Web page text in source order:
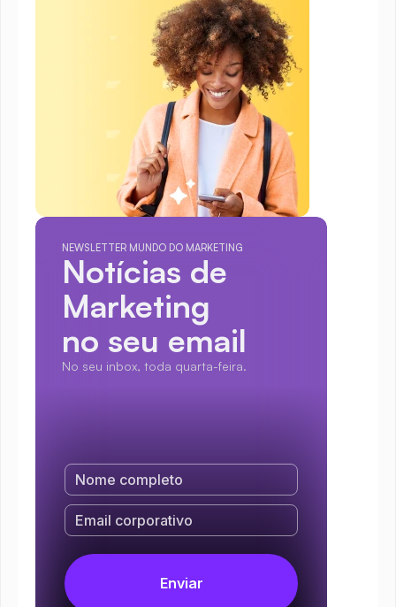
NEWSLETTER MUNDO DO MARKETING
Notícias de
Marketing
no seu email
No seu inbox, toda quarta-feira.